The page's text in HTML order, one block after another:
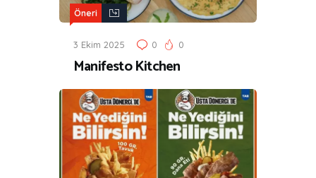
Öneri
3 Ekim 2025 0 0
Manifesto Kitchen